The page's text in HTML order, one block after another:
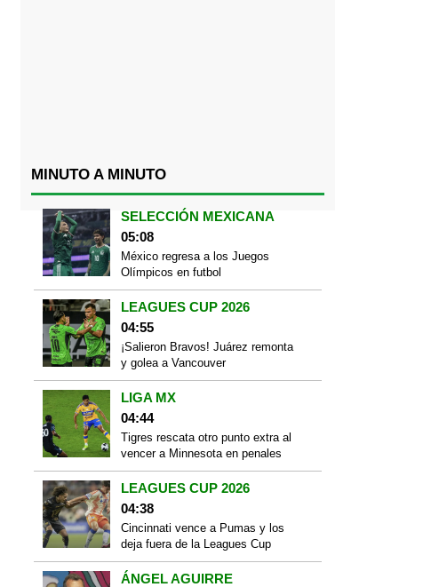
MINUTO A MINUTO
SELECCIÓN MEXICANA
05:08
México regresa a los Juegos
Olímpicos en futbol
LEAGUES CUP 2026
04:55
¡Salieron Bravos! Juárez remonta
y golea a Vancouver
LIGA MX
04:44
Tigres rescata otro punto extra al
vencer a Minnesota en penales
LEAGUES CUP 2026
04:38
Cincinnati vence a Pumas y los
deja fuera de la Leagues Cup
ÁNGEL AGUIRRE